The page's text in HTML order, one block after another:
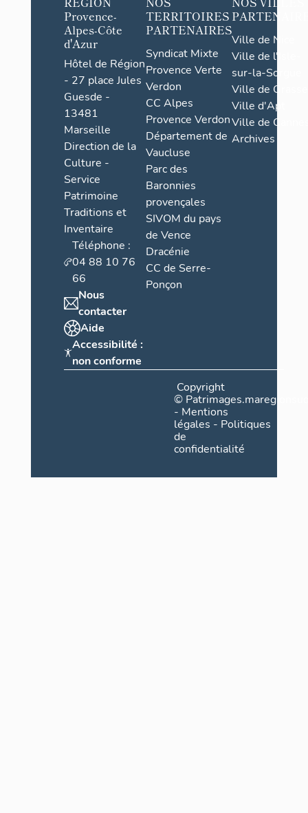
Provence-
Alpes-Côte
d'Azur
Hôtel de Région
- 27 place Jules
Guesde -
13481
Marseille
Direction de la
Culture -
Service
Patrimoine
Traditions et
Inventaire
Téléphone :
04 88 10 76
66
Nous
contacter
Aide
Accessibilité :
non conforme
TERRITOIRES
PARTENAIRES
Syndicat Mixte
Provence Verte
Verdon
CC Alpes
Provence Verdon
Département de
Vaucluse
Parc des
Baronnies
provençales
SIVOM du pays
de Vence
Dracénie
CC de Serre-
Ponçon
Ville de Nice
Ville de l'Isle-
sur-la-Sorgue
Ville de Grasse
Ville d'Apt
Ville de
Archives
Copyright
©
- Mentions
légales - Politiques
de
confidentialité